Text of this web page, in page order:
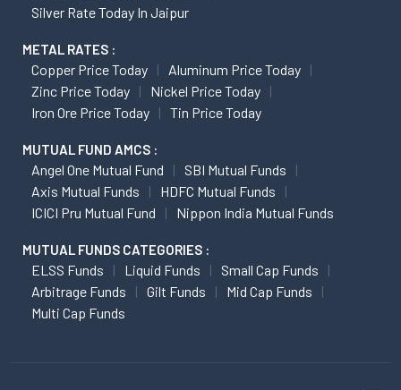
Silver Rate Today In Jaipur
METAL RATES :
Copper Price Today
Aluminum Price Today
Zinc Price Today
Nickel Price Today
Iron Ore Price Today
Tin Price Today
MUTUAL FUND AMCS :
Angel One Mutual Fund
SBI Mutual Funds
Axis Mutual Funds
HDFC Mutual Funds
ICICI Pru Mutual Fund
Nippon India Mutual Funds
MUTUAL FUNDS CATEGORIES :
ELSS Funds Liquid Funds
Small Cap Funds
Arbitrage Funds
Gilt Funds
Mid Cap Funds
Multi Cap Funds